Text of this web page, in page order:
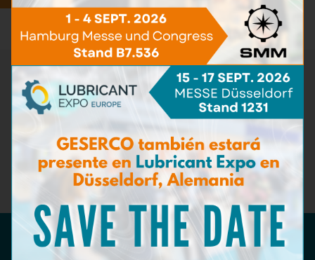
Volver a noticias
Newsletter
¡No te pierdas las últimas novedades de GESERCO! Suscríbase
a nuestro boletín para recibir información sobre nuestras
eventos y asesoramiento de expertos sobre mantenimiento
preventivo. ¡Manténgase a la vanguardia de la industria con
GESERCO!
Suscríbase a nuestro boletín de noticias